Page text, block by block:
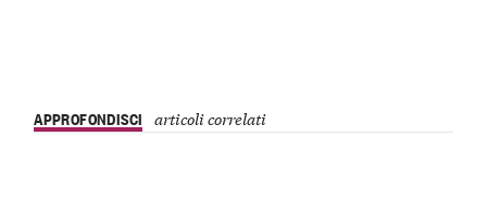
APPROFONDISCI articoli correlati